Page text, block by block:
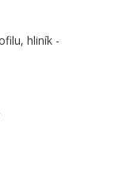
hliník -